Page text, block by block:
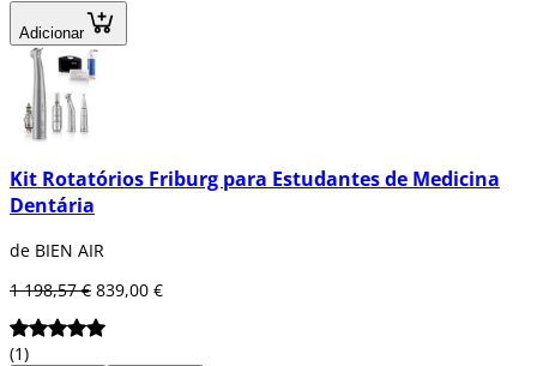
Adicionar
Kit Rotatórios Friburg para Estudantes de Medicina
Dentária
de BIEN AIR
1 198,57 € 839,00 €
(1)